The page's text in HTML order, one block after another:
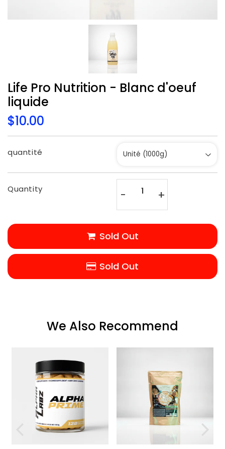
Life Pro Nutrition - Blanc d'oeuf
liquide
$10.00
Unit
price
quantité
Quantity - +
Sold Out
Sold Out
We Also Recommend